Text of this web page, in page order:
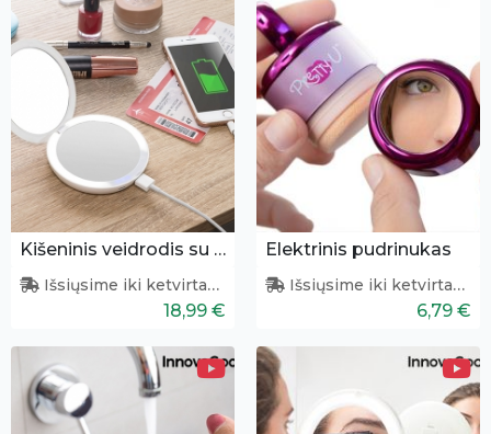
Kišeninis veidrodis su apšvietimu ir pakrovėju
Išsiųsime iki ketvirtadienio
18,99 €
Elektrinis pudrinukas
Išsiųsime iki ketvirtadienio
6,79 €